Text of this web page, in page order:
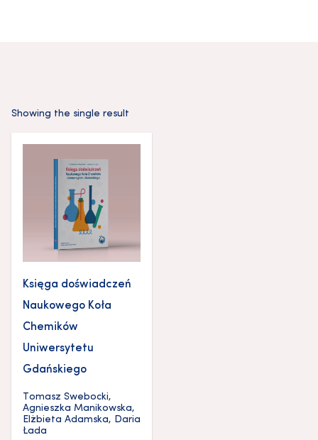
Showing the single result
Księga doświadczeń
Naukowego Koła
Chemików
Uniwersytetu
Gdańskiego
Tomasz Swebocki,
Agnieszka Manikowska,
Elżbieta Adamska, Daria
Łada